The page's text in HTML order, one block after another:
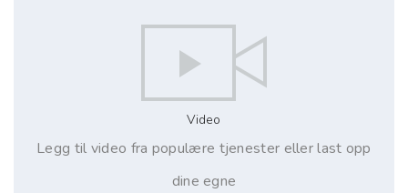
Video
Legg til video fra populære tjenester eller last opp
dine egne